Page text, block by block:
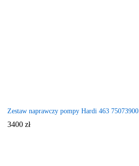
Zestaw naprawczy pompy Hardi 463 75073900
3400 zł